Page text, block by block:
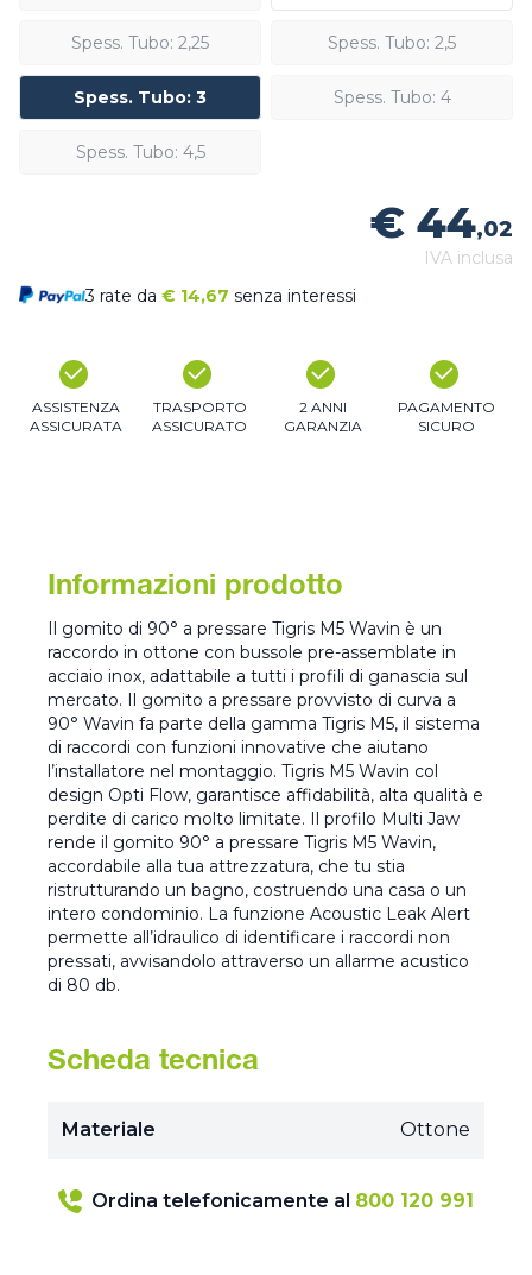
Spess. Tubo: 2,25 Spess. Tubo: 2,5
Spess. Tubo: 3 Spess. Tubo: 4
Spess. Tubo: 4,5
€ 44,02
IVA inclusa
3 rate da € 14,67 senza interessi
ASSISTENZA
ASSICURATA
TRASPORTO
ASSICURATO
2 ANNI
GARANZIA
PAGAMENTO
SICURO
Informazioni prodotto
Il gomito di 90° a pressare Tigris M5 Wavin è un
raccordo in ottone con bussole pre-assemblate in
acciaio inox, adattabile a tutti i profili di ganascia sul
mercato. Il gomito a pressare provvisto di curva a
90° Wavin fa parte della gamma Tigris M5, il sistema
di raccordi con funzioni innovative che aiutano
l’installatore nel montaggio. Tigris M5 Wavin col
design Opti Flow, garantisce affidabilità, alta qualità e
perdite di carico molto limitate. Il profilo Multi Jaw
rende il gomito 90° a pressare Tigris M5 Wavin,
accordabile alla tua attrezzatura, che tu stia
ristrutturando un bagno, costruendo una casa o un
intero condominio. La funzione Acoustic Leak Alert
permette all’idraulico di identificare i raccordi non
pressati, avvisandolo attraverso un allarme acustico
di 80 db.
Scheda tecnica
Materiale Ottone
Ordina telefonicamente al 800 120 991